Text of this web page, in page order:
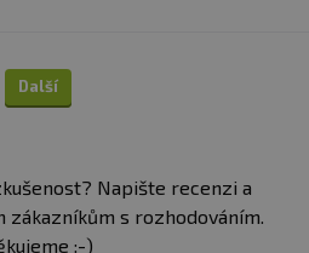
Další
Napište recenzi a
s rozhodováním.
:-)